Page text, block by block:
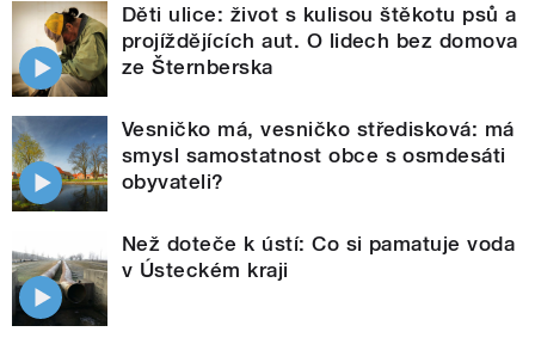
Děti ulice: život s kulisou štěkotu psů a
projíždějících aut. O lidech bez domova
ze Šternberska
Vesničko má, vesničko středisková: má
smysl samostatnost obce s osmdesáti
obyvateli?
Než doteče k ústí: Co si pamatuje voda
v Ústeckém kraji